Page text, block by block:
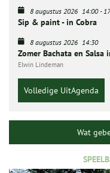
8 augustus 2026 14:00-
Sip & paint - in Cobra
8 augustus 2026 14:30
Zomer Bachata en Salsa
Elwin Lindeman
Volledige UitAgenda
Wat